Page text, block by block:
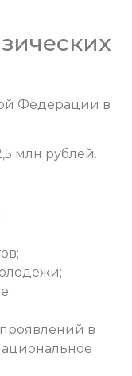
Федерации в
млн рублей.
в